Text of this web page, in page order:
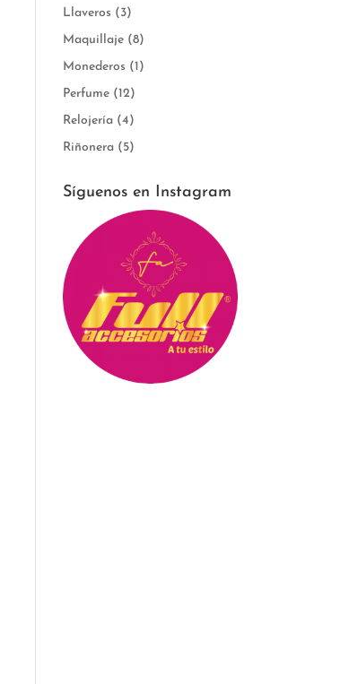
Llaveros (3)
Maquillaje (8)
Monederos (1)
Perfume (12)
Relojería (4)
Riñonera (5)
Síguenos en Instagram